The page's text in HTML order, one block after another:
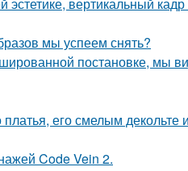
мы успеем снять?
постановке, мы
его смелым декольте
Code Vein 2.